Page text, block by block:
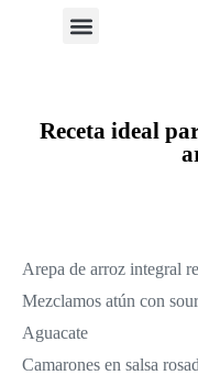
Receta ideal
Arepa de arroz integral
Mezclamos atún con
Aguacate
Camarones en salsa